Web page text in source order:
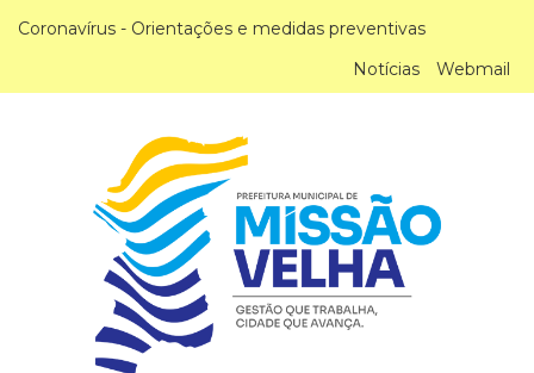
Coronavírus - Orientações e medidas preventivas
Notícias
Webmail